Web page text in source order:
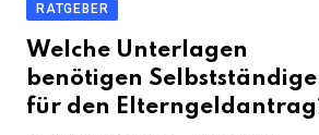
RATGEBER
Welche Unterlagen
benötigen Selbstständige
für den